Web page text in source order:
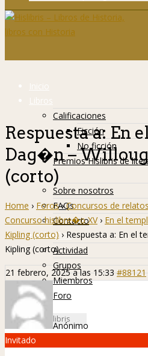
Inicio
Libros
Calificaciones
Ficción
No ficción
Premios Hislibris de
Info
Sobre nosotros
FAQs
Contacto
Hislibreños
Actividad
Grupos
Miembros
Foro
Respuesta a: En
Dag�n –
(corto)
Home › Foros › Concursos de
Concurso hislibre�o XV › En el
Kipling (corto) › Respuesta a: En el
Kipling (corto)
21 febrero, 2025 a las 15:33 #88121
Anónimo
Invitado